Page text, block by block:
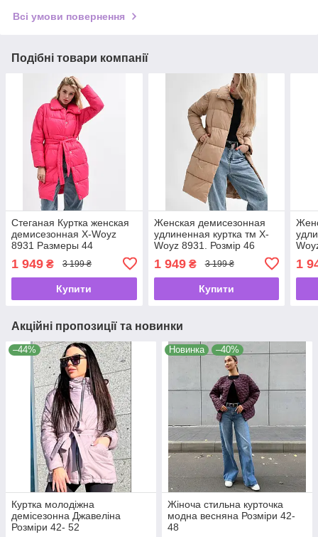
Всі умови повернення
Подібні товари компанії
Стеганая Куртка женская
демисезонная X-Woyz
8931 Размеры 44
1 949 ₴ 3 199 ₴
Купити
Женская демисезонная
удлиненная куртка тм X-
Woyz 8931. Розмір 46
1 949₴ 3 199 ₴
Купити
1
Акційні пропозиції та новинки
–44%
Куртка молодіжна
демісезонна Джавеліна
Розміри 42- 52
Новинка –40%
Жіноча стильна курточка
модна весняна Розміри 42-
48